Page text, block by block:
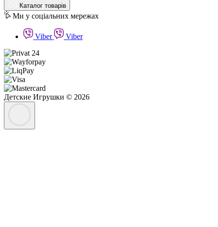
Каталог товарів
Ми у соціальних мережах
Viber Viber
Детские Игрушки © 2026